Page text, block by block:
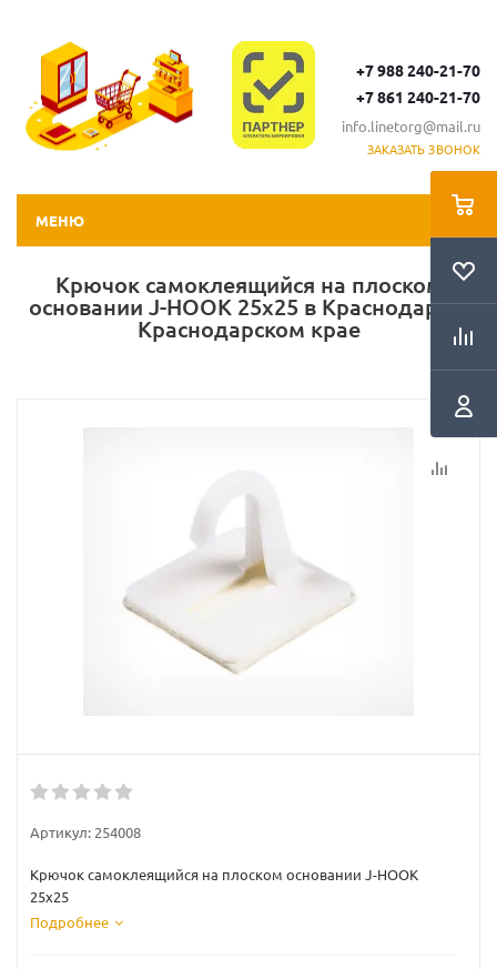
+7 988 240-21-70
+7 861 240-21-70
info.linetorg@mail.ru
ЗАКАЗАТЬ ЗВОНОК
МЕНЮ
Крючок самоклеящийся на плоском
основании J-HOOK 25х25 в Краснодаре и
Краснодарском крае
Артикул: 254008
Крючок самоклеящийся на плоском основании J-HOOK
25х25
Подробнее